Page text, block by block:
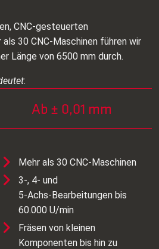
CNC-gesteuerten
30 CNC‑Maschinen führen wir
Länge von 6500 mm durch.
:
Ab ± 0,01 mm
Mehr als 30 CNC‑Maschinen
3‑, 4‑ und
5‑Achs‑Bearbeitungen bis
60.000 U/min
Fräsen von kleinen
Komponenten bis hin zu